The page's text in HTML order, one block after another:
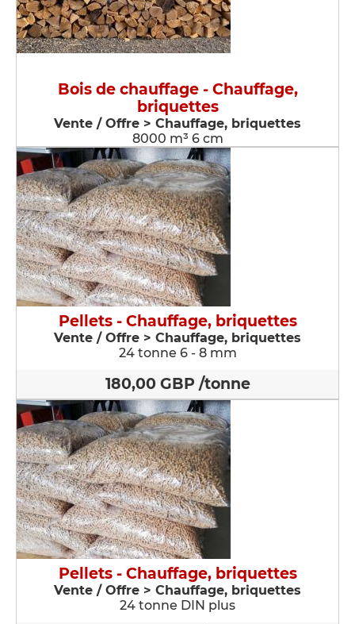
Bois de chauffage - Chauffage,
briquettes
Vente / Offre > Chauffage, briquettes
8000 m³ 6 cm
Pellets - Chauffage, briquettes
Vente / Offre > Chauffage, briquettes
24 tonne 6 - 8 mm
180,00 GBP /tonne
Pellets - Chauffage, briquettes
Vente / Offre > Chauffage, briquettes
24 tonne DIN plus